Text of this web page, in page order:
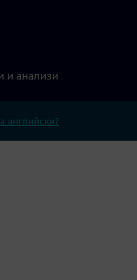
и анализи
английски?